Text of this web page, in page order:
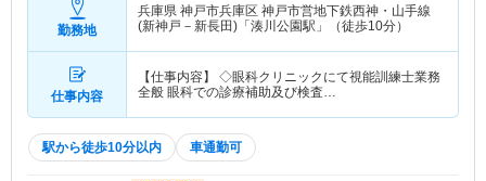
勤務地
兵庫県 神戸市兵庫区 神戸市営地下鉄西神・山手線
(新神戸－新長田)「湊川公園駅」（徒歩10分）
仕事内容
【仕事内容】 ◇眼科クリニックにて視能訓練士業務
全般 眼科での診療補助及び検査…
駅から徒歩10分以内 車通勤可